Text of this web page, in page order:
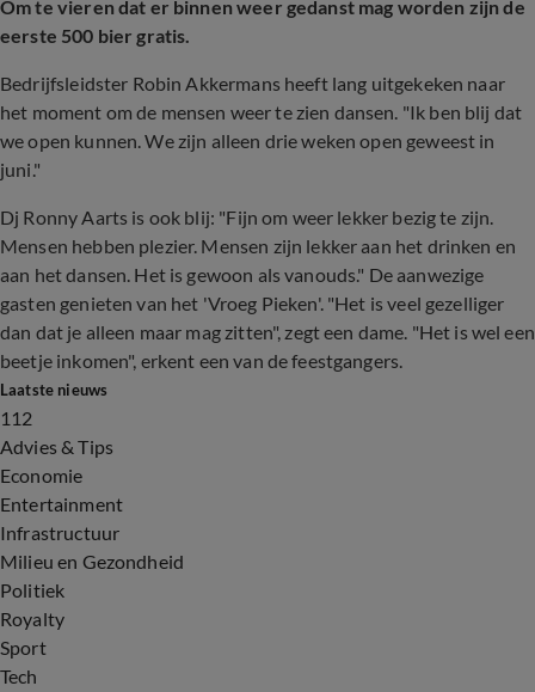
Om te vieren dat er binnen weer gedanst mag worden zijn de
eerste 500 bier gratis.
Bedrijfsleidster Robin Akkermans heeft lang uitgekeken naar
het moment om de mensen weer te zien dansen. "Ik ben blij dat
we open kunnen. We zijn alleen drie weken open geweest in
juni."
Dj Ronny Aarts is ook blij: "Fijn om weer lekker bezig te zijn.
Mensen hebben plezier. Mensen zijn lekker aan het drinken en
aan het dansen. Het is gewoon als vanouds." De aanwezige
gasten genieten van het 'Vroeg Pieken'. "Het is veel gezelliger
dan dat je alleen maar mag zitten", zegt een dame. "Het is wel een
beetje inkomen", erkent een van de feestgangers.
Laatste nieuws
112
Advies & Tips
Economie
Entertainment
Infrastructuur
Milieu en Gezondheid
Politiek
Royalty
Sport
Tech